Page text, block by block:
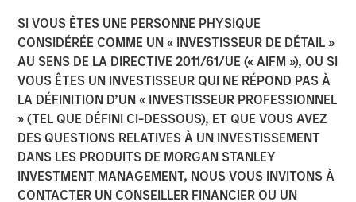
SI VOUS ÊTES UNE PERSONNE PHYSIQUE
CONSIDÉRÉE COMME UN « INVESTISSEUR DE DÉTAIL »
AU SENS DE LA DIRECTIVE 2011/61/UE (« AIFM »), OU SI
VOUS ÊTES UN INVESTISSEUR QUI NE RÉPOND PAS À
LA DÉFINITION D’UN « INVESTISSEUR PROFESSIONNEL
» (TEL QUE DÉFINI CI-DESSOUS), ET QUE VOUS AVEZ
DES QUESTIONS RELATIVES À UN INVESTISSEMENT
DANS LES PRODUITS DE MORGAN STANLEY
INVESTMENT MANAGEMENT, NOUS VOUS INVITONS À
CONTACTER UN CONSEILLER FINANCIER OU UN
Calvert Research and
Management announces
Morgan Stanley Investment
Management Inc.’s
contribution to America
Needs You